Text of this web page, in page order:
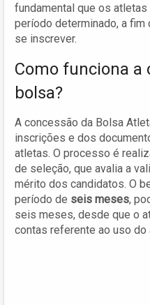
fundamental que os
período determinado, a fim
se inscrever.
Como funciona a
bolsa?
A concessão da Bolsa
inscrições e dos
atletas. O processo é
de seleção, que avalia a
mérito dos candidatos. O
período de seis meses,
seis meses, desde que o
contas referente ao uso